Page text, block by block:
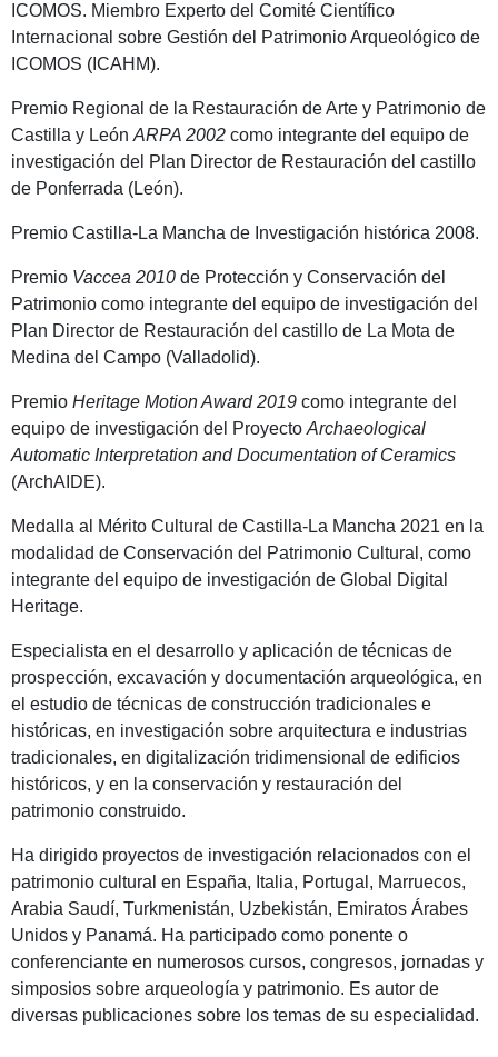
ICOMOS. Miembro Experto del Comité Científico
Internacional sobre Gestión del Patrimonio Arqueológico de
ICOMOS (ICAHM).
Premio Regional de la Restauración de Arte y Patrimonio de
Castilla y León ARPA 2002 como integrante del equipo de
investigación del Plan Director de Restauración del castillo
de Ponferrada (León).
Premio Castilla-La Mancha de Investigación histórica 2008.
Premio Vaccea 2010 de Protección y Conservación del
Patrimonio como integrante del equipo de investigación del
Plan Director de Restauración del castillo de La Mota de
Medina del Campo (Valladolid).
Premio Heritage Motion Award 2019 como integrante del
equipo de investigación del Proyecto Archaeological
Automatic Interpretation and Documentation of Ceramics
(ArchAIDE).
Medalla al Mérito Cultural de Castilla-La Mancha 2021 en la
modalidad de Conservación del Patrimonio Cultural, como
integrante del equipo de investigación de Global Digital
Heritage.
Especialista en el desarrollo y aplicación de técnicas de
prospección, excavación y documentación arqueológica, en
el estudio de técnicas de construcción tradicionales e
históricas, en investigación sobre arquitectura e industrias
tradicionales, en digitalización tridimensional de edificios
históricos, y en la conservación y restauración del
patrimonio construido.
Ha dirigido proyectos de investigación relacionados con el
patrimonio cultural en España, Italia, Portugal, Marruecos,
Arabia Saudí, Turkmenistán, Uzbekistán, Emiratos Árabes
Unidos y Panamá. Ha participado como ponente o
conferenciante en numerosos cursos, congresos, jornadas y
simposios sobre arqueología y patrimonio. Es autor de
diversas publicaciones sobre los temas de su especialidad.